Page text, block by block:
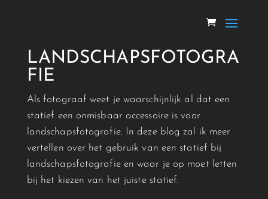
LANDSCHAPSFOTOGRA
FIE
Als fotograaf weet je waarschijnlijk al dat een
statief een onmisbaar accessoire is voor
landschapsfotografie. In deze blog zal ik meer
vertellen over het gebruik van een statief bij
landschapsfotografie en waar je op moet letten
bij het kiezen van het juiste statief.